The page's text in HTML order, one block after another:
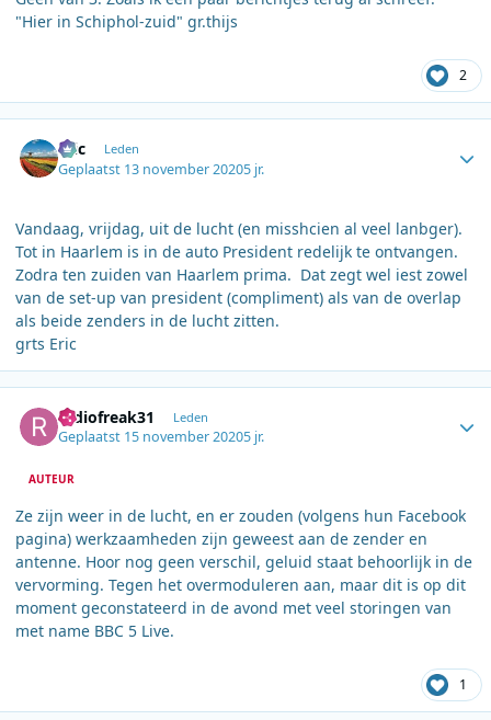
"Hier in Schiphol-zuid" gr.thijs
2
Eric Leden
Geplaatst 13 november 20205 jr.
Vandaag, vrijdag, uit de lucht (en misshcien al veel lanbger).
Tot in Haarlem is in de auto President redelijk te ontvangen.
Zodra ten zuiden van Haarlem prima. Dat zegt wel iest zowel
van de set-up van president (compliment) als van de overlap
als beide zenders in de lucht zitten.
grts Eric
radiofreak31 Leden
Geplaatst 15 november 20205 jr.
AUTEUR
Ze zijn weer in de lucht, en er zouden (volgens hun Facebook
pagina) werkzaamheden zijn geweest aan de zender en
antenne. Hoor nog geen verschil, geluid staat behoorlijk in de
vervorming. Tegen het overmoduleren aan, maar dit is op dit
moment geconstateerd in de avond met veel storingen van
met name BBC 5 Live.
1